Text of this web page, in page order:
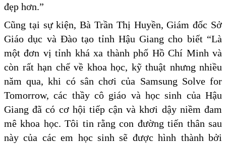
đẹp hơn.”
Cũng tại sự kiện, Bà Trần Thị Huyền, Giám đốc Sở
Giáo dục và Đào tạo tỉnh Hậu Giang cho biết “Là
một đơn vị tỉnh khá xa thành phố Hồ Chí Minh và
còn rất hạn chế về khoa học, kỹ thuật nhưng nhiều
năm qua, khi có sân chơi của Samsung Solve for
Tomorrow, các thầy cô giáo và học sinh của Hậu
Giang đã có cơ hội tiếp cận và khơi dậy niềm đam
mê khoa học. Tôi tin rằng con đường tiến thân sau
này của các em học sinh sẽ được hình thành bởi